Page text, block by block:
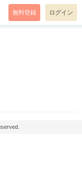
無料登録 ログイン